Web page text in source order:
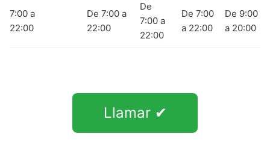
7:00 a
22:00
De 7:00 a
22:00
De
7:00 a
22:00
De 7:00
a 22:00
De 9:00
a 20:00
Llamar ✔